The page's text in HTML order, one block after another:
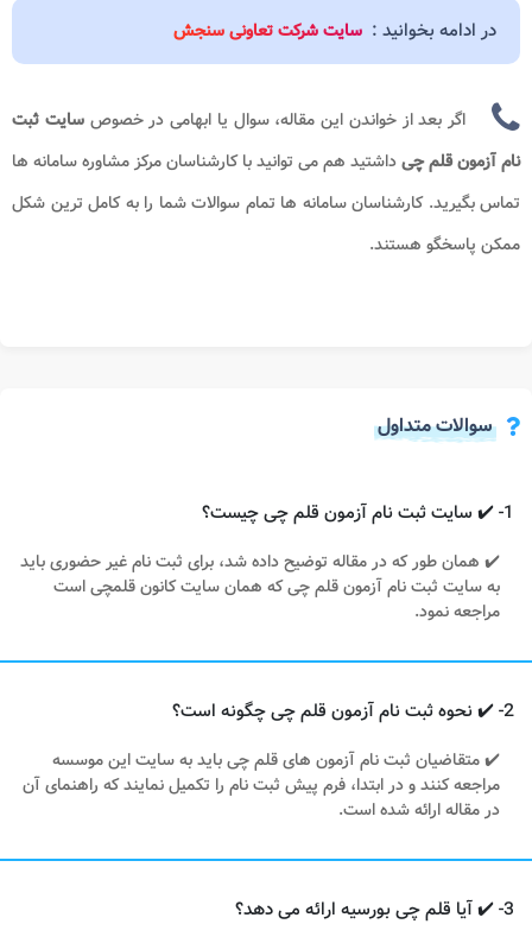
در ادامه بخوانید : سایت شرکت تعاونی سنجش
اگر بعد از خواندن این مقاله، سوال یا ابهامی در خصوصسایت ثبت
نام آزمون قلم چی​داشتید هم می توانید با کارشناسان مرکز مشاوره سامانه ها
تماس بگیرید. کارشناسان سامانه ها تمام سوالات شما را به کامل ترین شکل
ممکن پاسخگو هستند.
سوالات متداول
1- ✔️ سایت ثبت نام آزمون قلم چی چیست؟
✔️ همان طور که در مقاله توضیح داده شد، برای ثبت نام غیر حضوری باید
به سایت ثبت نام آزمون قلم چی که همان سایت کانون قلمچی است
مراجعه نمود.
2- ✔️ نحوه ثبت نام آزمون قلم چی چگونه است؟
✔️ متقاضیان ثبت نام آزمون های قلم چی باید به سایت این موسسه
مراجعه کنند و در ابتدا، فرم پیش ثبت نام را تکمیل نمایند که راهنمای آن
در مقاله ارائه شده است.
3- ✔️ آیا قلم چی بورسیه ارائه می دهد؟